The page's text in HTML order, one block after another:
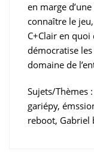
en marge
connaître le
C+Clair en
démocratise
domaine de
Sujets/Thèmes
gariépy,
reboot, Gabriel